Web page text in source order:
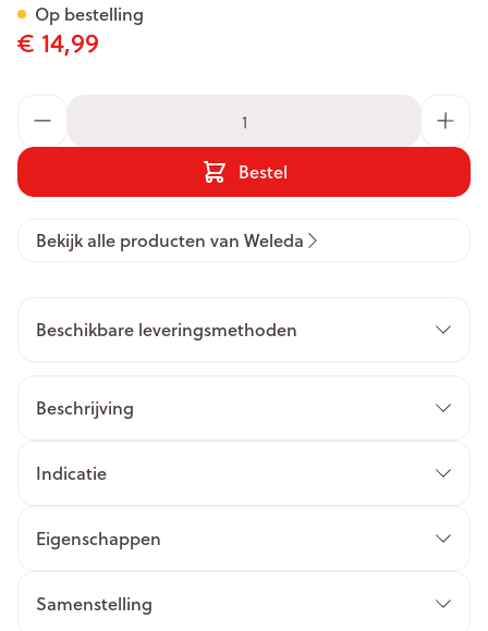
€ 14,99
Bestel
Op bestelling
Bekijk alle producten van Weleda
Beschikbare leveringsmethoden
Beschrijving
Indicatie
Eigenschappen
Samenstelling